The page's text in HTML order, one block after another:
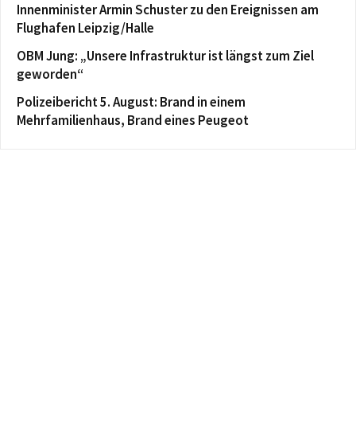
Innenminister Armin Schuster zu den Ereignissen am
Flughafen Leipzig/Halle
OBM Jung: „Unsere Infrastruktur ist längst zum Ziel
geworden“
Polizeibericht 5. August: Brand in einem
Mehrfamilienhaus, Brand eines Peugeot